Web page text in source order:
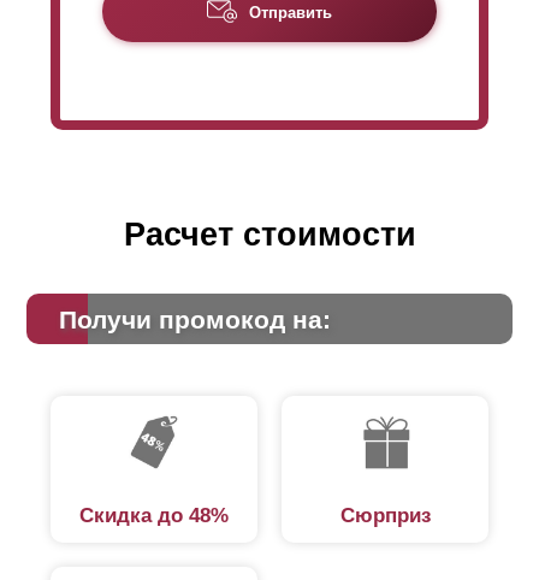
Отправить
Расчет стоимости
Получи промокод на:
Скидка до 48% Сюрприз